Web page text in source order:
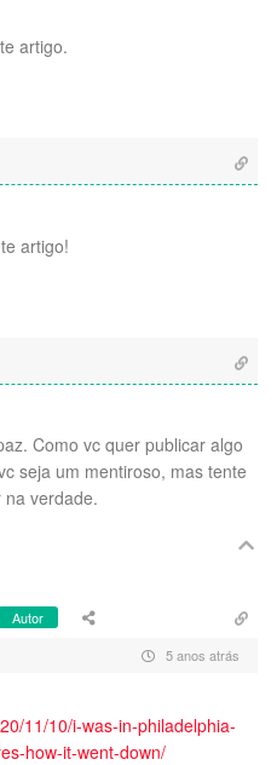
artigo.
artigo!
Como vc quer publicar algo
seja um mentiroso, mas tente
verdade.
Autor
5 anos atrás
11/10/i-was-in-philadelphia-
how-it-went-down/